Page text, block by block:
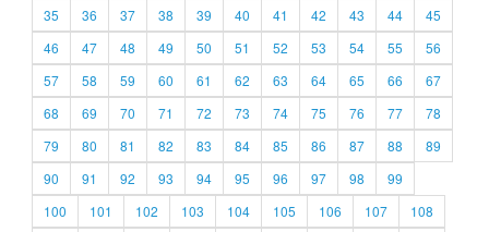
35
36 37 38 39 40 41 42 43 44
45
46
47 48 49 50 51 52 53 54 55
56
57
58 59 60 61 62 63 64 65 66
67
68
69 70 71 72 73 74 75 76 77
78
79
80 81 82 83 84 85 86 87 88
89
90
91 92 93 94 95 96 97 98
99
100
101 102 103 104 105 106 107
108